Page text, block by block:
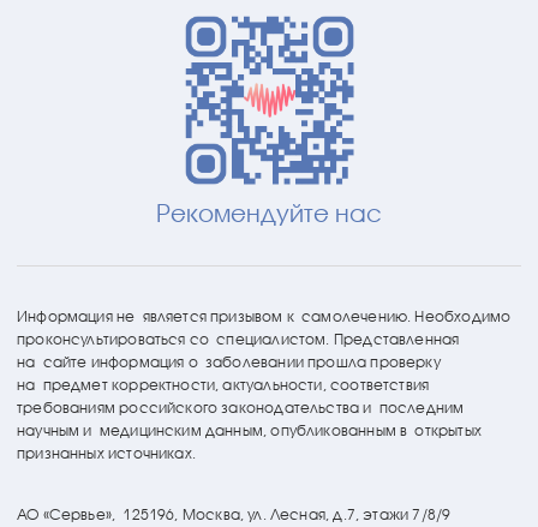
АО «Сервье», 125196, Москва, ул. Лесная, д.7, этажи 7/8/9
Информация не является призывом к самолечению. Необходимо
проконсультироваться со специалистом. Представленная
на сайте информация о заболевании прошла проверку
на предмет корректности, актуальности, соответствия
требованиям российского законодательства и последним
научным и медицинским данным, опубликованным в открытых
признанных источниках.
Рекомендуйте нас